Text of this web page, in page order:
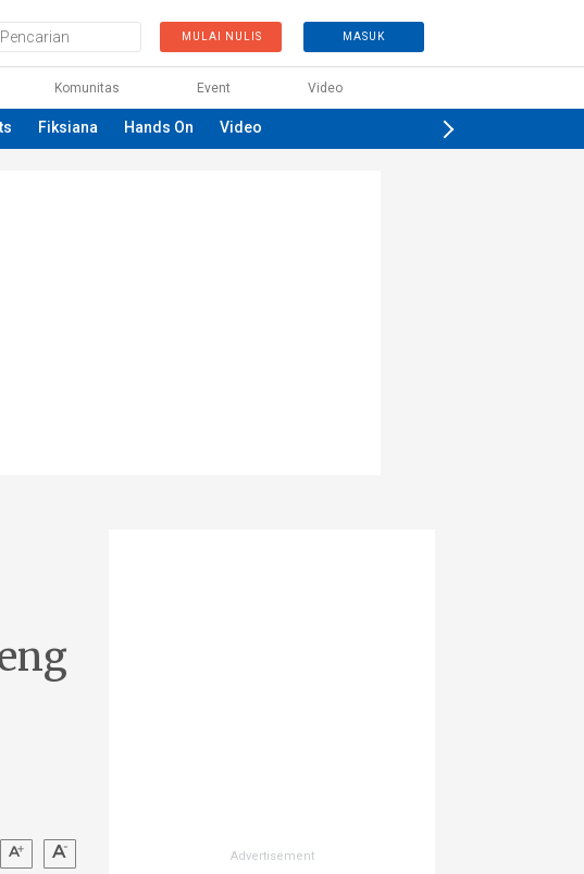
MULAI NULIS MASUK
Komunitas Event Video
Fiksiana Hands On Video